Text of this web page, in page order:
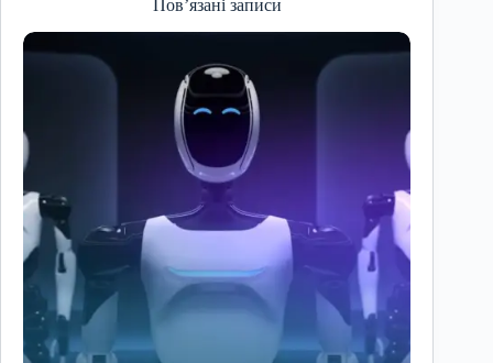
Пов’язані записи